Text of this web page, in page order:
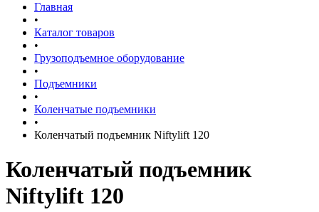
Главная
•
Каталог товаров
•
Грузоподъемное оборудование
•
Подъемники
•
Коленчатые подъемники
•
Коленчатый подъемник Niftylift 120
Коленчатый подъемник
Niftylift 120